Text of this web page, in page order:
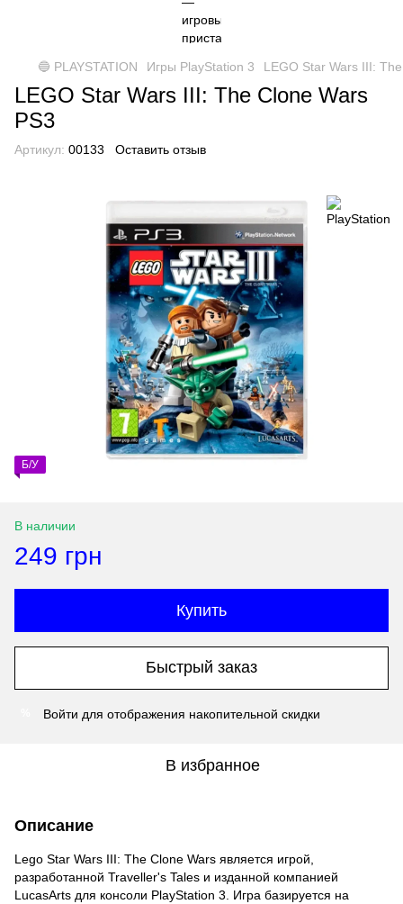
🔵 PLAYSTATION Игры PlayStation 3 LEGO Star Wars III:
LEGO Star Wars III: The Clone Wars
PS3
Артикул: 00133 Оставить отзыв
Б/У
В наличии
249 грн
Купить
Быстрый заказ
Войти для отображения накопительной скидки
В избранное
Описание
Lego Star Wars III: The Clone Wars является игрой,
разработанной Traveller's Tales и изданной компанией
LucasArts для консоли PlayStation 3. Игра базируется на